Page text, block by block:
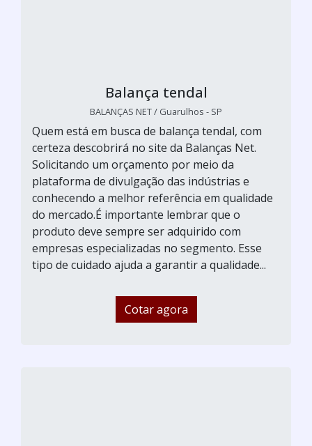
Balança tendal
BALANÇAS NET / Guarulhos - SP
Quem está em busca de balança tendal, com
certeza descobrirá no site da Balanças Net.
Solicitando um orçamento por meio da
plataforma de divulgação das indústrias e
conhecendo a melhor referência em qualidade
do mercado.É importante lembrar que o
produto deve sempre ser adquirido com
empresas especializadas no segmento. Esse
tipo de cuidado ajuda a garantir a qualidade...
Cotar agora